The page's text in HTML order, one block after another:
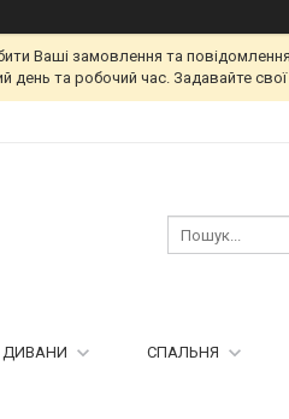
Ваші замовлення та
день та робочий час. Задавайте
ДИВАНИ СПАЛЬНЯ